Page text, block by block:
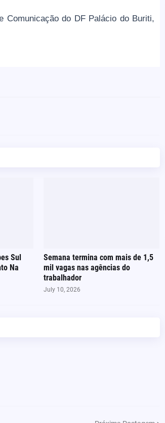
Comunicação do DF Palácio do Buriti,
Sul
Na
Semana termina com mais de 1,5
mil vagas nas agências do
trabalhador
July 10, 2026